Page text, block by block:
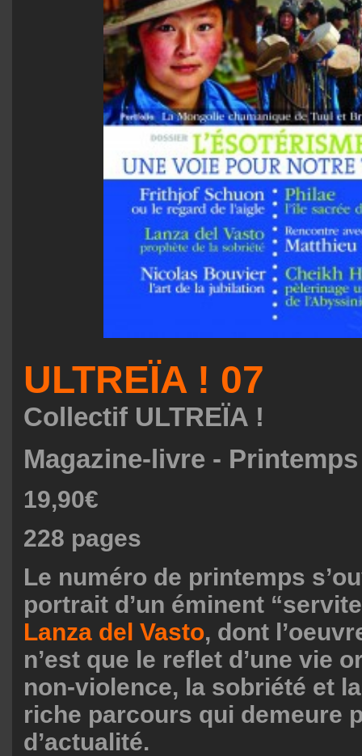
ULTREÏA ! 07
Collectif ULTREÏA !
Magazine-livre - Printemps
19,90€
228 pages
Le numéro de printemps
portrait d’un éminent
Lanza del Vasto, dont
n’est que le reflet d’une vie
non-violence, la sobriété et
riche parcours qui demeure
d’actualité.